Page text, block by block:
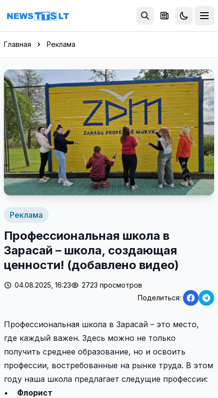
Перейти к содержимому
Главная Реклама
Реклама
Профессиональная школа в
Зарасай – школа, создающая
ценности! (добавлено видео)
04.08.2025, 16:23
2723 просмотров
Поделиться:
Профессиональная школа в Зарасай – это место,
где каждый важен. Здесь можно не только
получить среднее образование, но и освоить
профессии, востребованные на рынке труда. В этом
году наша школа предлагает следущие профессии:
•
Флорист